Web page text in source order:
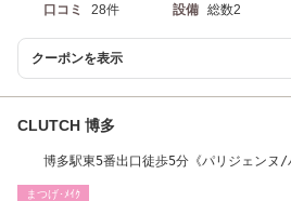
口コミ 28件 設備 総数2
クーポンを表示
CLUTCH 博多
博多駅東5番出口徒歩5分《パリジェンヌ
まつげ･ﾒｲｸ